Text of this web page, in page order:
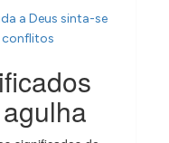
a Deus sinta-se
conflitos